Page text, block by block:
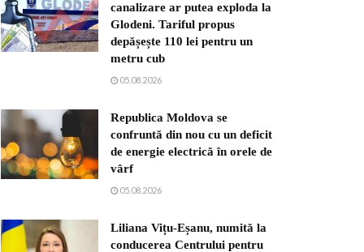
canalizare ar putea exploda la
Glodeni. Tariful propus
depășește 110 lei pentru un
metru cub
05.08.2026
Republica Moldova se
confruntă din nou cu un deficit
de energie electrică în orele de
vârf
05.08.2026
Liliana Vițu-Eșanu, numită la
conducerea Centrului pentru